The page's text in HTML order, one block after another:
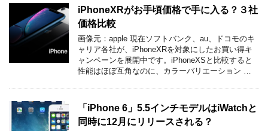
iPhoneXRがお手頃価格で手に入る？３社
価格比較
画像元：apple 現在ソフトバンク、au、ドコモのキ
ャリア各社が、iPhoneXRを対象にしたお買い得キ
ャンペーンを展開中です。iPhoneXSと比較すると
性能はほぼ互角なのに、カラーバリエーション …
「iPhone 6」5.5インチモデルはiWatchと
同時に12月にリリースされる？